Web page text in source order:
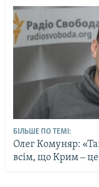
БІЛЬШЕ ПО ТЕМІ:
Олег Комуняр:
всім, що Крим ‒ це